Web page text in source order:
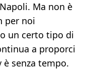
Ma non è
per noi
un certo tipo di
a proporci
senza tempo.